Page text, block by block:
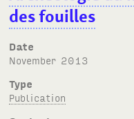
des fouilles
Date
November 2013
Type
Publication